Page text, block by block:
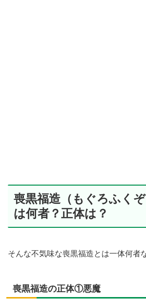
喪黒福造（もぐろふく
は何者？正体は？
そんな不気味な喪黒福造とは一体何者
喪黒福造の正体①悪魔